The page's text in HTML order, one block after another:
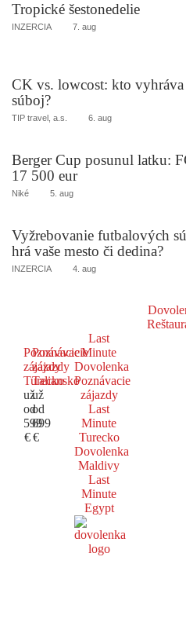
Tropické šestonedelie
INZERCIA 7. aug
CK vs. lowcost: kto
súboj?
TIP travel, a.s. 6. aug
Berger Cup posunul latku:
17 500 eur
Niké 5. aug
Vyžrebovanie futbalových
hrá vaše mesto či dedina?
INZERCIA 4. aug
Poznávacie
zájazdy
Turecko
už
od
599
€
Poznávacie
zájazdy
Taliansko
už
od
699
€
Last
Minute
Dovolenka
Poznávacie
zájazdy
Last
Minute
Turecko
Dovolenka
Maldivy
Last
Minute
Egypt